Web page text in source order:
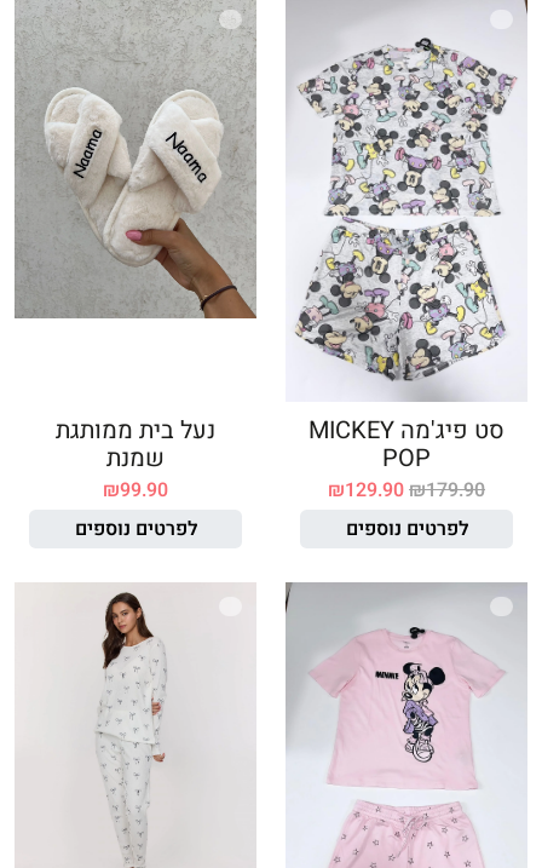
סט פיג'מה MICKEY
POP
₪179.90
₪129.90
לפרטים נוספים
נעל בית ממותגת
שמנת
₪99.90
לפרטים נוספים